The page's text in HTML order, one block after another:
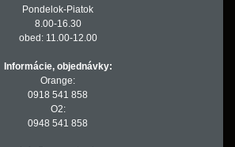
Pondelok-Piatok
8.00-16.30
obed: 11.00-12.00
Informácie, objednávky:
Orange:
0918 541 858
O2:
0948 541 858